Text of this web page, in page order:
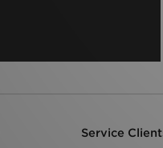
Service